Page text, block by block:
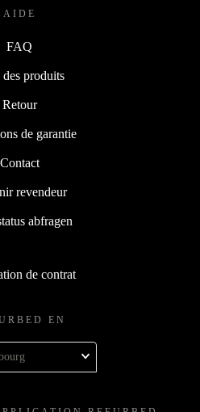
AIDE
FAQ
des produits
Retour
de garantie
Contact
revendeur
abfragen
de contrat
EN